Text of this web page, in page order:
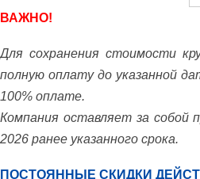
ВАЖНО!
Для сохранения стоимости
полную оплату до указанной
100% оплате.
Компания оставляет за собой
2026 ранее указанного срока.
ПОСТОЯННЫЕ СКИДКИ